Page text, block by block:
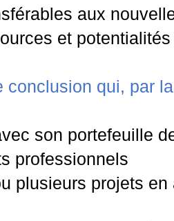
aux
et
conclusion qui, par
son portefeuille
professionnels
plusieurs projets